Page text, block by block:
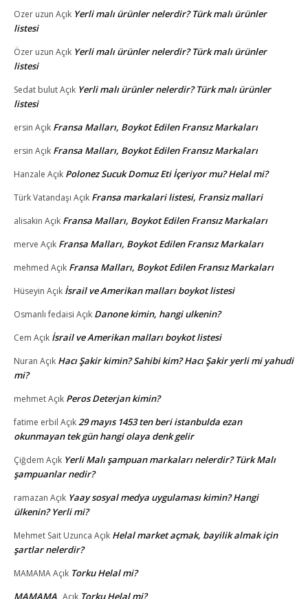
Ozer uzun Açık Yerli malı ürünler nelerdir? Türk malı ürünler
listesi
Özer uzun Açık Yerli malı ürünler nelerdir? Türk malı ürünler
listesi
Sedat bulutAçık Yerli malı ürünler nelerdir? Türk malı ürünler
listesi
ersin Açık Fransa Malları, Boykot Edilen Fransız Markaları
ersin Açık Fransa Malları, Boykot Edilen Fransız Markaları
Hanzale Açık Polonez Sucuk Domuz Eti İçeriyor mu? Helal mi?
Türk Vatandaşı Açık Fransa markalari listesi, Fransiz mallari
alisakin Açık Fransa Malları, Boykot Edilen Fransız Markaları
merve Açık Fransa Malları, Boykot Edilen Fransız Markaları
mehmed Açık Fransa Malları, Boykot Edilen Fransız Markaları
Hüseyin Açık İsrail ve Amerikan malları boykot listesi
Osmanlı fedaisi Açık Danone kimin, hangi ulkenin?
Cem Açık İsrail ve Amerikan malları boykot listesi
Nuran Açık Hacı Şakir kimin? Sahibi kim? Hacı Şakir yerli mi yahudi
mi?
mehmetAçık Peros Deterjan kimin?
fatime erbil Açık29 mayıs 1453 ten beri istanbulda ezan
okunmayan tek gün hangi olaya denk gelir
Çiğdem Açık Yerli Malı şampuan markaları nelerdir? Türk Malı
şampuanlar nedir?
ramazan Açık Yaay sosyal medya uygulaması kimin? Hangi
ülkenin? Yerli mi?
Mehmet Sait Uzunca Açık Helal market açmak, bayilik almak için
şartlar nelerdir?
MAMAMAAçık Torku Helal mi?
MAMAMA Açık Torku Helal mi?